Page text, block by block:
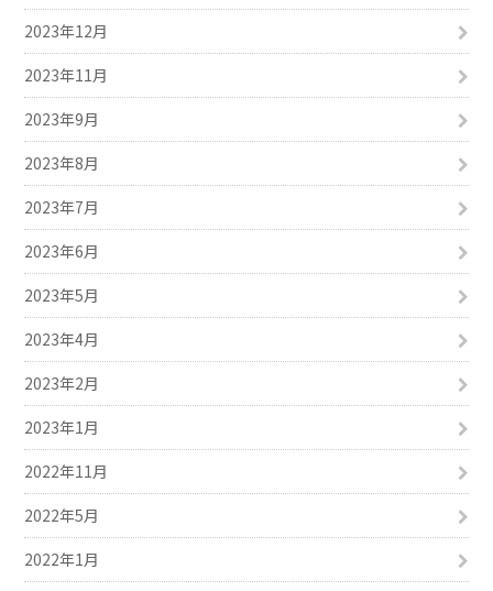
2023年12月
2023年11月
2023年9月
2023年8月
2023年7月
2023年6月
2023年5月
2023年4月
2023年2月
2023年1月
2022年11月
2022年5月
2022年1月